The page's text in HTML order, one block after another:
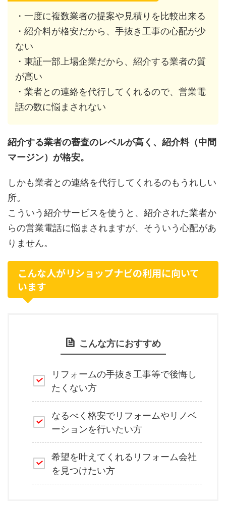
・一度に複数業者の提案や見積りを比較出来る
・紹介料が格安だから、手抜き工事の心配が少
ない
・東証一部上場企業だから、紹介する業者の質
が高い
・業者との連絡を代行してくれるので、営業電
話の数に悩まされない
紹介する業者の審査のレベルが高く、紹介料（中間
マージン）が格安。
しかも業者との連絡を代行してくれるのもうれしい
所。
こういう紹介サービスを使うと、紹介された業者か
らの営業電話に悩まされますが、そういう心配があ
りません。
こんな人がリショップナビの利用に向いて
います
こんな方におすすめ
リフォームの手抜き工事等で後悔し
たくない方
なるべく格安でリフォームやリノベ
ーションを行いたい方
希望を叶えてくれるリフォーム会社
を見つけたい方